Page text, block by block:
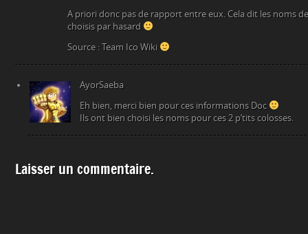
A priori donc pas de rapport entre eux. Cela dit les noms
choisis par hasard
Source : Team Ico Wiki
AyorSaeba
Eh bien, merci bien pour ces informations Doc
Ils ont bien choisi les noms pour ces 2 p’tits colosses.
Laisser un commentaire.